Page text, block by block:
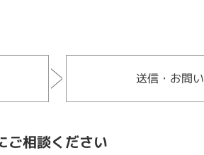
送信・お問
ご相談ください